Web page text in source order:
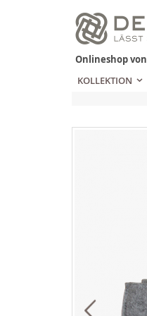
Zum
Inhalt
springen
Onlineshop von
KOLLEKTION